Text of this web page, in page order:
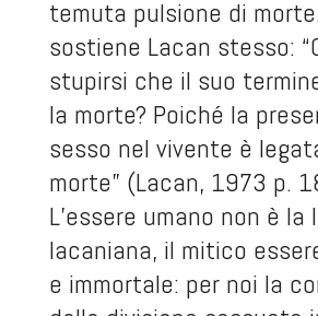
temuta pulsione di
sostiene Lacan stesso:
stupirsi che il suo
la morte? Poiché la
sesso nel vivente è
morte” (Lacan, 1973 p.
L’essere umano non è la
lacaniana, il mitico
e immortale: per noi la